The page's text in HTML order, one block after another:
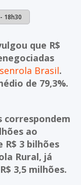
18h30
que R$
Brasil.
de 79,3%.
correspondem
ao
R$ 3 bilhões
Rural, já
3,5 milhões.